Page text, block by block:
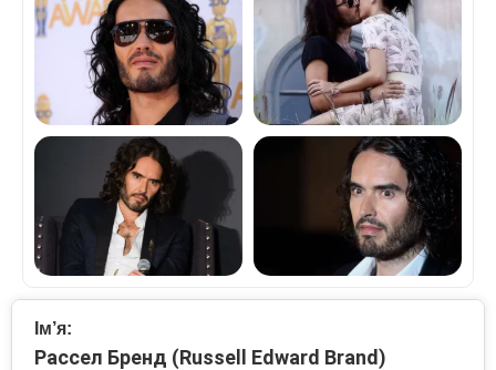
Ім’я:
Рассел Бренд (Russell Edward Brand)